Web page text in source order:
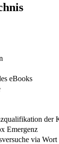
eBooks
der
Emergenz
via